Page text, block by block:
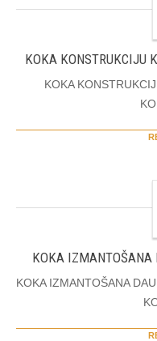
KOKA KONSTRUKCIJU
KOKA
KOKA IZMANTOŠANA
KOKA IZMANTOŠANA